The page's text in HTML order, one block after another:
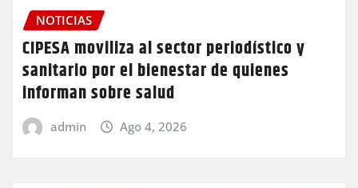
NOTICIAS
CIPESA moviliza al sector periodístico y
sanitario por el bienestar de quienes
informan sobre salud
admin Ago 4, 2026